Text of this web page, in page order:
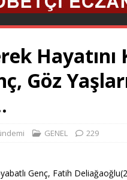
Hayatını
Göz
GENEL 229
Genç, Fatih